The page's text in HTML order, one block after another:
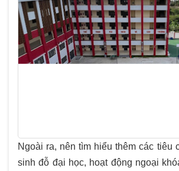
Ngoài ra, nên tìm hiểu thêm các tiêu
sinh đỗ đại học, hoạt động ngoại